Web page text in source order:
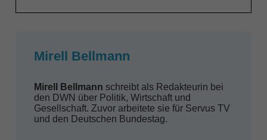
Mirell Bellmann
Mirell Bellmann schreibt als Redakteurin bei
den DWN über Politik, Wirtschaft und
Gesellschaft. Zuvor arbeitete sie für Servus TV
und den Deutschen Bundestag.